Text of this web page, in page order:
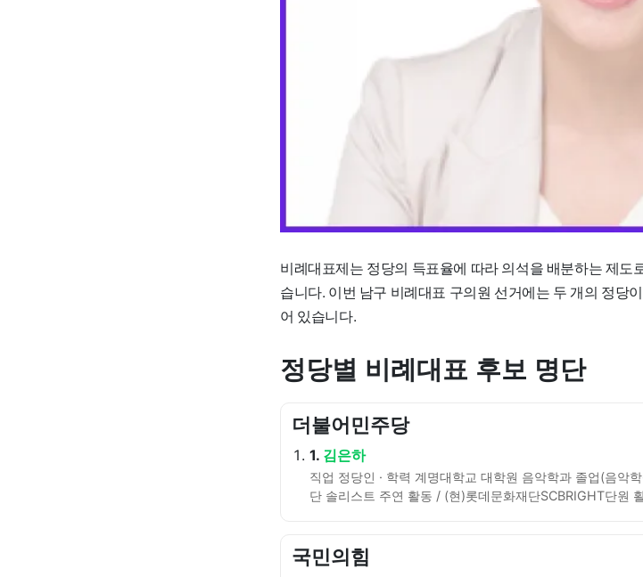
비례대표제는 정당의 득표율에 따라 의석을 배분하는 제도
습니다. 이번 남구 비례대표 구의원 선거에는 두 개의 정당
어 있습니다.
정당별 비례대표 후보 명단
더불어민주당
1. 김은하
직업 정당인 · 학력 계명대학교 대학원 음악학과 졸업(음악
단 솔리스트 주연 활동 / (현)롯데문화재단SCBRIGHT단원
국민의힘